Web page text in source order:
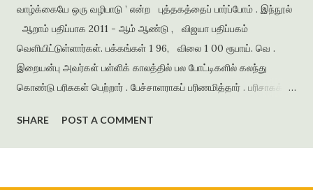
வாழ்க்கையே ஒரு வழிபாடு ’ என்ற புத்தகத்தைப் பார்ப்போம் . இந்நூல்
ஆறாம் பதிப்பாக 2011 - ஆம் ஆண்டு , விஜயா பதிப்பகம்
வெளியிட்டுள்ளார்கள். பக்கங்கள் 1 96, விலை 1 00 ரூபாய். வெ .
இறையன்பு அவர்கள் பள்ளிக் காலத்தில் பல போட்டிகளில் கலந்து
கொண்டு பரிசுகள் பெற்றார் . பேச்சாளராகப் பரிணமித்தார் . பரிசாகக்
காலத்தில் எழுதிய கவிதைகளைத் தொகுத்து ‘ பூபாளத்திற்கொரு
புல்லாங்குழல் ’ என்ற தலைப்பில் கவிதைத் தொகுப்பை வெளியிட்டார் .
கணையாழி , புதிய பார்வை , தமிழன் எக்ஸ்பிரஸ் என்று பல இதழ்களில்
SHARE POST A COMMENT